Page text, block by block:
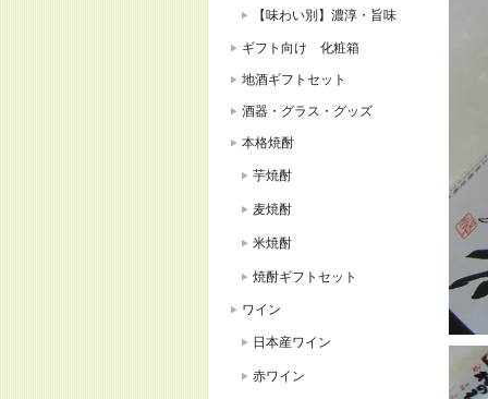
【味わい別】濃淳・旨味
ギフト向け 化粧箱
地酒ギフトセット
酒器・グラス・グッズ
本格焼酎
芋焼酎
麦焼酎
米焼酎
焼酎ギフトセット
ワイン
日本産ワイン
赤ワイン